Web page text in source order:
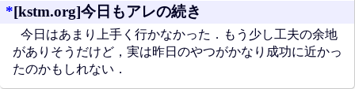
*[kstm.org]今日もアレの続き
今日はあまり上手く行かなかった．もう少し工夫の余地
がありそうだけど，実は昨日のやつがかなり成功に近かっ
たのかもしれない．